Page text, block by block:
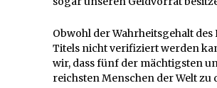
Obwohl der Wahrheitsgehalt des
Titels nicht verifiziert werden
wir, dass fünf der mächtigsten
reichsten Menschen der Welt zu